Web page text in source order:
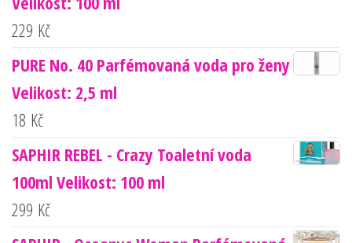
229 Kč
PURE No. 40 Parfémovaná voda pro ženy
Velikost: 2,5 ml
18 Kč
SAPHIR REBEL - Crazy Toaletní voda
100ml Velikost: 100 ml
299 Kč